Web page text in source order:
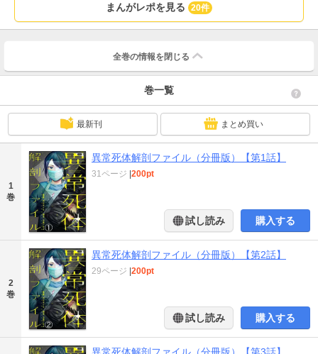
まんがレポを見る 20件
全巻の情報を 閉じる
巻一覧
最新刊 まとめ買い
1
巻
異常死体解剖ファイル（分冊版）【第1話】
31ページ 200pt
試し読み 購入する
2
巻
異常死体解剖ファイル（分冊版）【第2話】
29ページ 200pt
試し読み 購入する